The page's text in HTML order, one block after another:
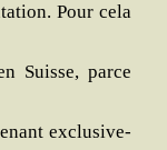
Pour cela
Suisse, parce
exclu­si­ve­